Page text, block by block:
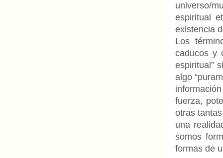
universo/
espiritual
existencia
Los
caducos y
espiritual”
algo
fuerza,
otras
una
somos
formas de